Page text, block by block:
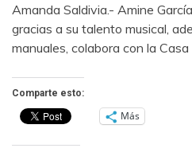
Amanda Saldivia.- Amine
gracias a su talento musical,
manuales, colabora con la
Comparte esto:
Más